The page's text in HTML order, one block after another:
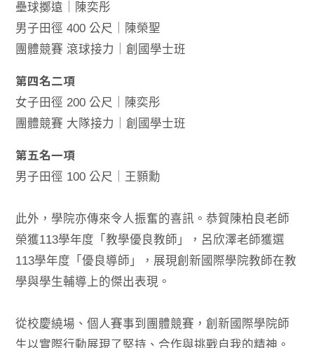
壘球擲遠｜陳奕彤
男子田徑 400 公尺｜陳榮聖
團體競賽 滾球接力｜創國學士班
第四名二項
女子田徑 200 公尺｜陳奕彤
團體競賽 大隊接力｜創國學士班
第五名一項
男子田徑 100 公尺｜王顥勳
此外，學院亦傳來令人振奮的喜訊。恭賀陳柏良老師
榮獲113學年度「教學優良教師」，呂欣澤老師獲選
113學年度「優良導師」，展現創新國際學院教師在教
學與學生輔導上的傑出表現。
從校慶繞場、個人賽事到團體競賽，創新國際學院師
生以實際行動展現了堅持、合作與挑戰自我的精神。